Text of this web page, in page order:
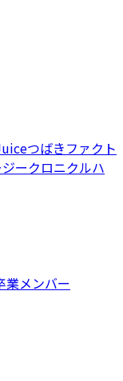
つばきファクト
ークロニクルハ
業メンバー